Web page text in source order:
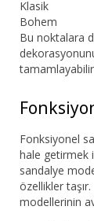
Klasik
Bohem
Bu noktalara
Fonksiyonel
hale getirmek
sandalye
özellikler
modellerinin